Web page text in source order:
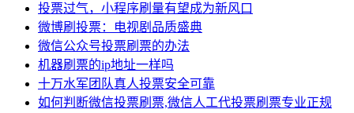
投票过气，小程序刷量有望成为新风口
微博刷投票：电视剧品质盛典
微信公众号投票刷票的办法
机器刷票的ip地址一样吗
十万水军团队真人投票安全可靠
如何判断微信投票刷票,微信人工代投票刷票专业正规